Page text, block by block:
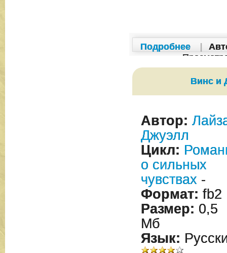
Подробнее
Винс и
Автор:
Джуэлл
Цикл:
о сильных
чувствах -
Формат: fb2
Размер: 0,5
Мб
Язык: